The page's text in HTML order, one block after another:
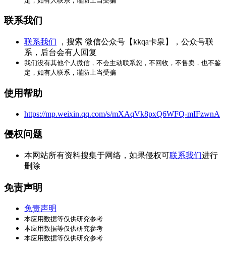
联系我们
联系我们 ，搜索 微信公众号【kkqa卡泉】，公众号联
系，后台会有人回复
我们没有其他个人微信，不会主动联系您，不回收，不售卖，也不鉴
定，如有人联系，谨防上当受骗
使用帮助
https://mp.weixin.qq.com/s/mXAqVk8pxQ6WFQ-mIFzwnA
侵权问题
本网站所有资料搜集于网络，如果侵权可联系我们进行
删除
免责声明
免责声明
本应用数据等仅供研究参考
本应用数据等仅供研究参考
本应用数据等仅供研究参考